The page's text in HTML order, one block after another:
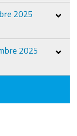
2025
2025